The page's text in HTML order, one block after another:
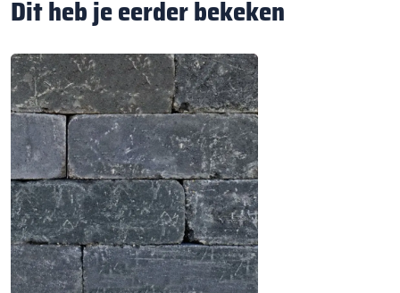
Dit heb je eerder bekeken